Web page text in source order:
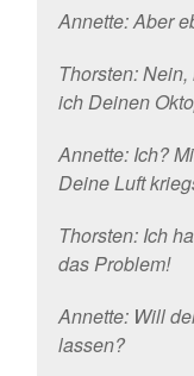
Annette: Aber
Thorsten:
ich Deinen
Annette: Ich?
Deine Luft
Thorsten: Ich
das Problem!
Annette: Will
lassen?